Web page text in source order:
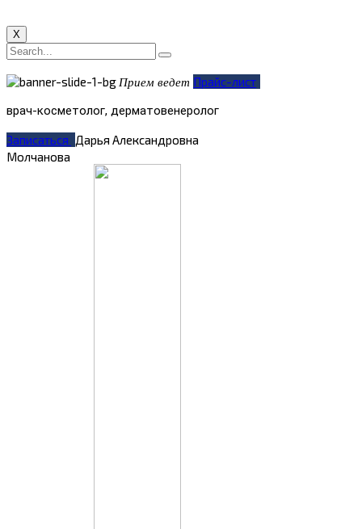
X
Прием ведет Прайс-лист
врач-косметолог, дерматовенеролог
Записаться Дарья Александровна
Молчанова